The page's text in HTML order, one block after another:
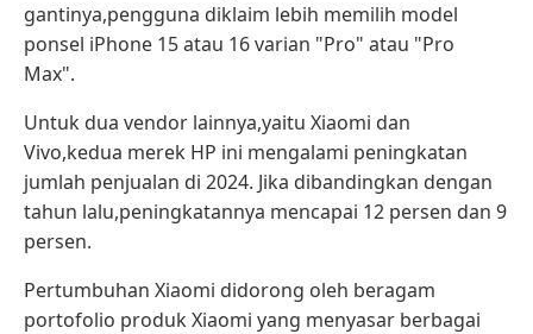
gantinya,pengguna diklaim lebih memilih model
ponsel iPhone 15 atau 16 varian "Pro" atau "Pro
Max".
Untuk dua vendor lainnya,yaitu Xiaomi dan
Vivo,kedua merek HP ini mengalami peningkatan
jumlah penjualan di 2024. Jika dibandingkan dengan
tahun lalu,peningkatannya mencapai 12 persen dan 9
persen.
Pertumbuhan Xiaomi didorong oleh beragam
portofolio produk Xiaomi yang menyasar berbagai